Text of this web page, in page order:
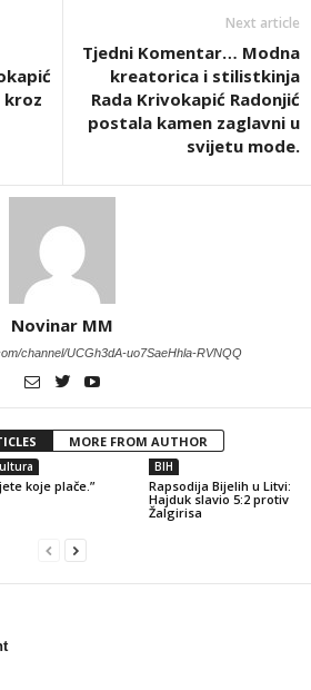
kroz
Next article
Tjedni Komentar… Modna
kreatorica i stilistkinja
Rada Krivokapić Radonjić
postala kamen zaglavni u
svijetu mode.
Novinar MM
channel/UCGh3dA-uo7SaeHhla-RVNQQ
MORE FROM AUTHOR
koje plače.”
BIH
Rapsodija Bijelih u Litvi:
Hajduk slavio 5:2 protiv
Žalgirisa